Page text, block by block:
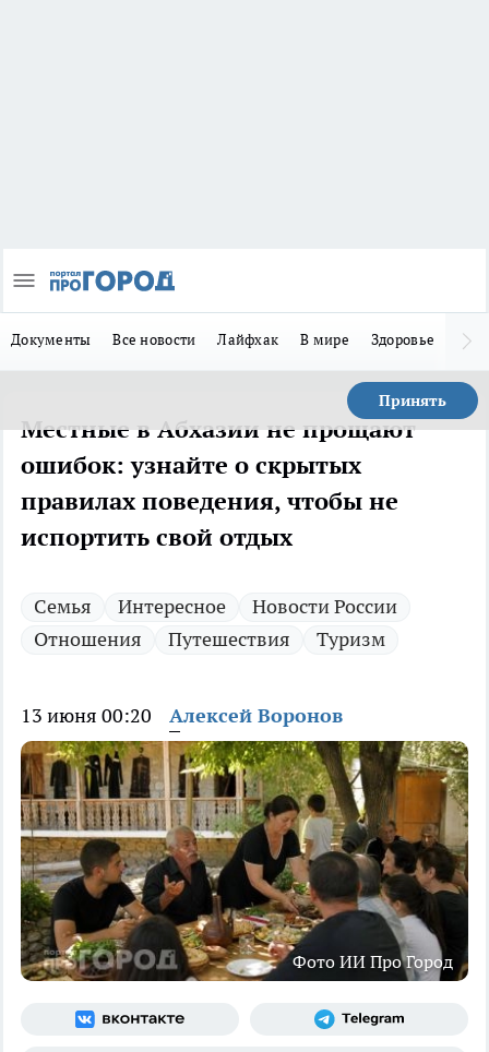
Документы Все новости Лайфхак В мире Здоровье
Принять
Местные в Абхазии не прощают
ошибок: узнайте о скрытых
правилах поведения, чтобы не
испортить свой отдых
Семья Интересное
Новости России
Отношения
Путешествия Туризм
13 июня 00:20 Алексей Воронов
Фото ИИ Про Город